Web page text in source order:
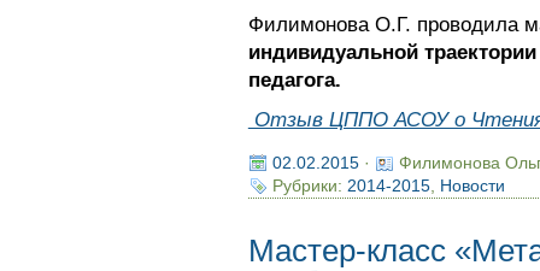
Филимонова О.Г. проводила
индивидуальной
педагога.
Отзыв ЦППО АСОУ о
02.02.2015·
Филимонова
Рубрики: 2014-2015, Новости
Мастер-класс